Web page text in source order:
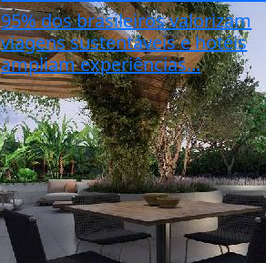
95% dos brasileiros valorizam
viagens sustentáveis e hotéis
ampliam experiências...